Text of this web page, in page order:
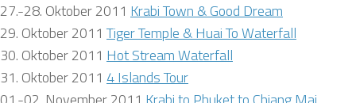
27.-28. Oktober 2011 Krabi Town & Good Dream
29. Oktober 2011 Tiger Temple & Huai To Waterfall
30. Oktober 2011 Hot Stream Waterfall
31. Oktober 2011 4 Islands Tour